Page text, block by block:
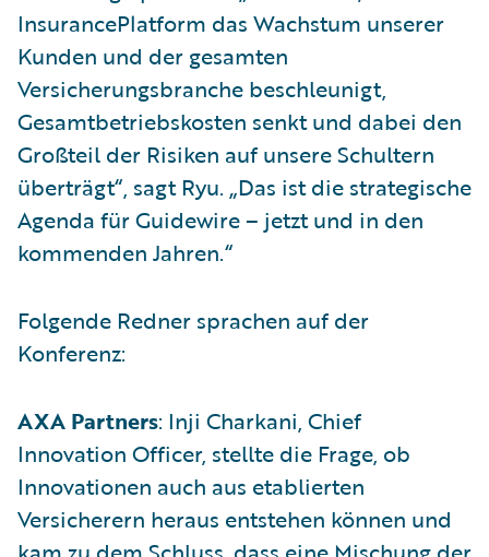
InsurancePlatform das Wachstum unserer
Kunden und der gesamten
Versicherungsbranche beschleunigt,
Gesamtbetriebskosten senkt und dabei den
Großteil der Risiken auf unsere Schultern
überträgt“, sagt Ryu. „Das ist die strategische
Agenda für Guidewire – jetzt und in den
kommenden Jahren.“
Folgende Redner sprachen auf der
Konferenz:
AXA Partners: Inji Charkani, Chief
Innovation Officer, stellte die Frage, ob
Innovationen auch aus etablierten
Versicherern heraus entstehen können und